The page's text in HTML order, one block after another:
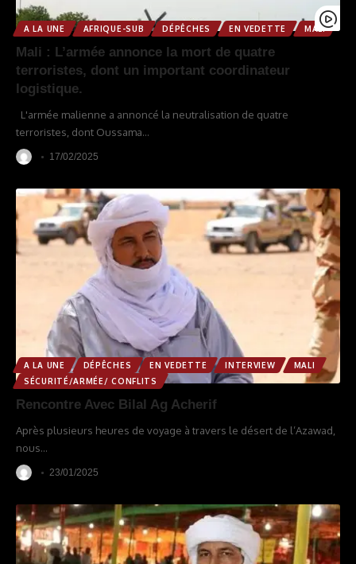
A LA UNE AFRIQUE-SUB DÉPÊCHES EN VEDETTE MALI
Mali : L’armée annonce la mort de quatre
terroristes, dont un important coordinateur
logistique.
L'armée malienne a annoncé la neutralisation de quatre
terroristes, dont Oussama…
17/02/2025
A LA UNE DÉPÊCHES EN VEDETTE INTERVIEW
MALI
SÉCURITÉ/ARMÉE/ CONFLITS
Rencontre Avec Bilal Ag Acherif
Après plusieurs heures de voyage à travers le désert de l’Azawad,
nous…
23/01/2025